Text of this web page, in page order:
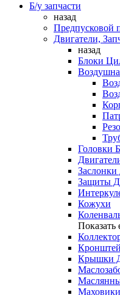
Б/у запчасти
назад
Предпусковой
Двигатели,
назад
Блоки
Головки
Заслонки
Защиты
Кожухи
Показать
Крышки
Маховики